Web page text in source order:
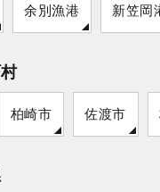
余別漁港 新笠岡
柏崎市 佐渡市